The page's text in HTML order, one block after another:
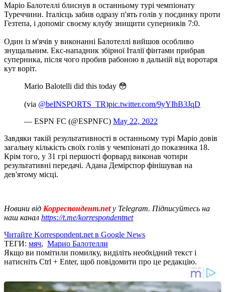
Маріо Балотеллі блиснув в останньому турі чемпіонату
Туреччини. Італієць забив одразу п'ять голів у поєдинку проти
Гезтепа, і допоміг своєму клубу знищити суперників 7:0.
Один із м'ячів у виконанні Балотеллі вийшов особливо
знущальним. Екс-нападник збірної Італії фінтами прибрав
суперника, після чого пробив рабоною в дальній від воротаря
кут воріт.
Mario Balotelli did this today 😳
(via @beINSPORTS_TR)pic.twitter.com/9yYIhB3JqD
— ESPN FC (@ESPNFC) May 22, 2022
Завдяки такій результативності в останньому турі Маріо довів
загальну кількість своїх голів у чемпіонаті до показника 18.
Крім того, у 31 грі першості форвард виконав чотири
результативні передачі. Адана Демірспор фінішував на
дев'ятому місці.
Новини від Корреспондент.netу Telegram. Підписуйтесь на
наш канал https://t.me/korrespondentnet
Читайте Korrespondent.net в Google News
ТЕГИ: мяч, Марио Балотелли
Якщо ви помітили помилку, виділіть необхідний текст і
натисніть Ctrl + Enter, щоб повідомити про це редакцію.